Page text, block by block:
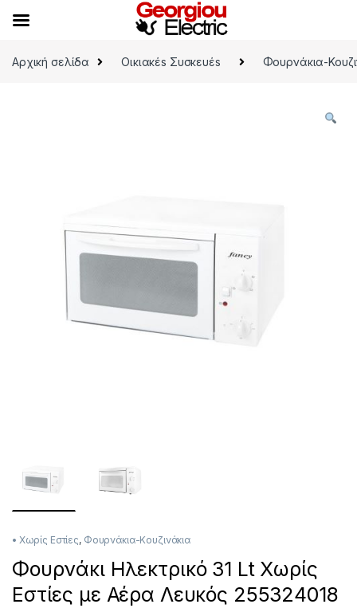
Αρχική σελίδα
Οικιακέs Συσκευέs Φουρνάκια-
• Χωρίς Εστίες, Φουρνάκια-Κουζινάκια
Φουρνάκι Ηλεκτρικό 31 Lt Χωρίς
Εστίες με Αέρα Λευκός 255324018